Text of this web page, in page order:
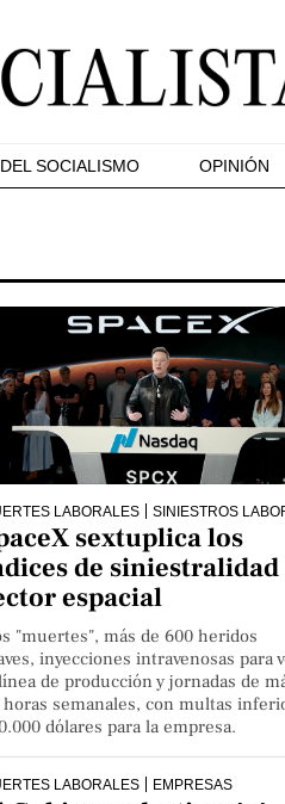
SOCIALISMO OPINIÓN
LABORALES SINIESTROS
sextuplica los
de siniestralidad
espacial
"muertes", más de 600 heridos
inyecciones intravenosas para
de producción y jornadas de
horas semanales, con multas
dólares para la empresa.
LABORALES EMPRESAS